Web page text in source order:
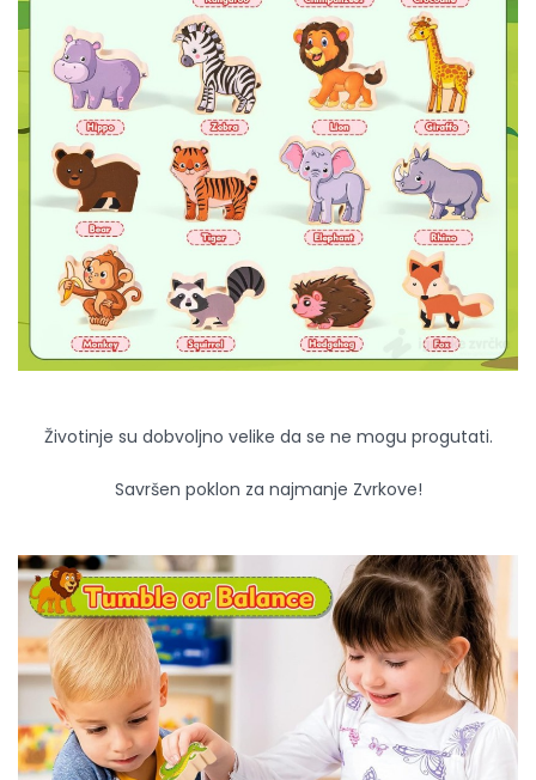
Životinje su dobvoljno velike da se ne mogu progutati.
Savršen poklon za najmanje Zvrkove!